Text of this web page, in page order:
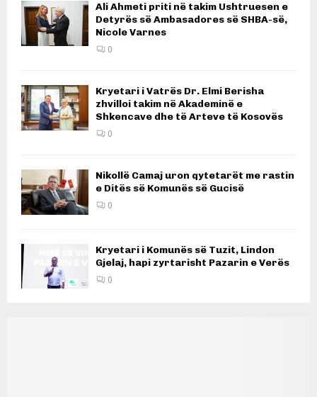
Ali Ahmeti priti në takim Ushtruesen e
Detyrës së Ambasadores së SHBA-së,
Nicole Varnes
0
Kryetari i Vatrës Dr. Elmi Berisha
zhvilloi takim në Akademinë e
Shkencave dhe të Arteve të Kosovës
0
Nikollë Camaj uron qytetarët me rastin
e Ditës së Komunës së Gucisë
0
Kryetari i Komunës së Tuzit, Lindon
Gjelaj, hapi zyrtarisht Pazarin e Verës
0